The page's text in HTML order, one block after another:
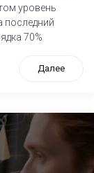
уровень
последний
70%
Далее